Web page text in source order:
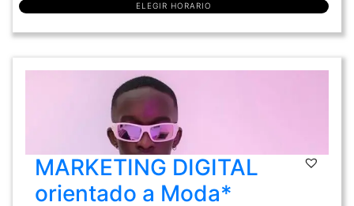
ELEGIR HORARIO
MARKETING DIGITAL
orientado a Moda*